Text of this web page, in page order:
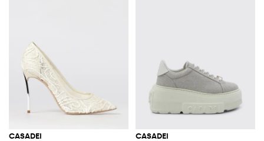
CASADEI CASADEI